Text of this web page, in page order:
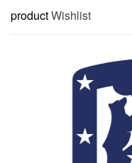
productWishlist